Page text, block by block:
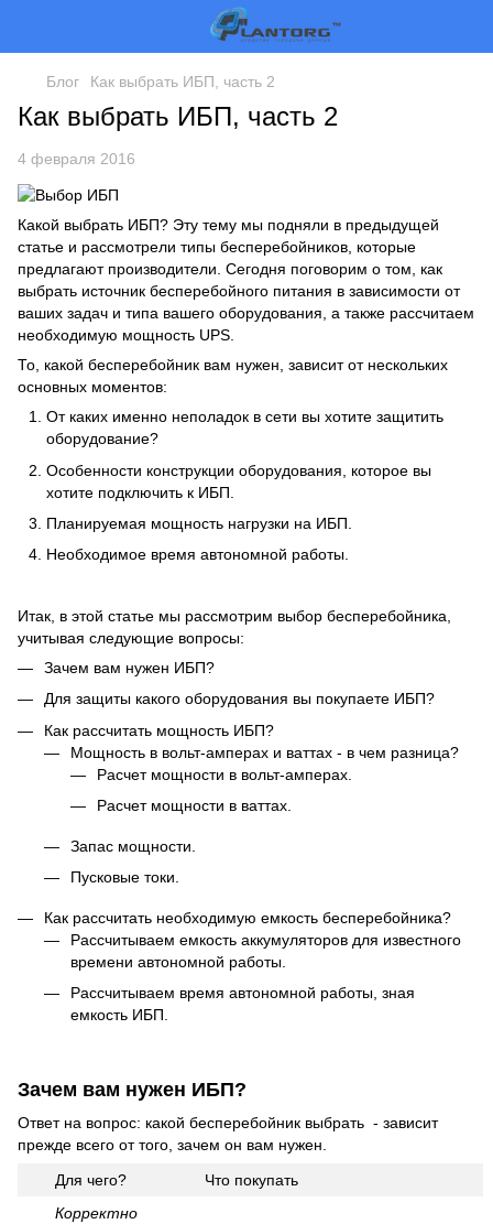
Блог Как выбрать ИБП, часть 2
Как выбрать ИБП, часть 2
4 февраля 2016
Какой выбрать ИБП? Эту тему мы подняли в предыдущей
статье и рассмотрели типы бесперебойников, которые
предлагают производители. Сегодня поговорим о том, как
выбрать источник бесперебойного питания в зависимости от
ваших задач и типа вашего оборудования, а также рассчитаем
необходимую мощность UPS.
То, какой бесперебойник вам нужен, зависит от нескольких
основных моментов:
От каких именно неполадок в сети вы хотите защитить
оборудование?
Особенности конструкции оборудования, которое вы
хотите подключить к ИБП.
Планируемая мощность нагрузки на ИБП.
Необходимое время автономной работы.
Итак, в этой статье мы рассмотрим выбор бесперебойника,
учитывая следующие вопросы:
Зачем вам нужен ИБП?
Для защиты какого оборудования вы покупаете ИБП?
Как рассчитать мощность ИБП?
Мощность в вольт-амперах и ваттах - в чем разница?
Расчет мощности в вольт-амперах.
Расчет мощности в ваттах.
Запас мощности.
Пусковые токи.
Как рассчитать необходимую емкость бесперебойника?
Рассчитываем емкость аккумуляторов для известного
времени автономной работы.
Рассчитываем время автономной работы, зная
емкость ИБП.
Зачем вам нужен ИБП?
Ответ на вопрос: какой бесперебойник выбрать - зависит
прежде всего от того, зачем он вам нужен.
Для чего?
Что покупать
Корректно